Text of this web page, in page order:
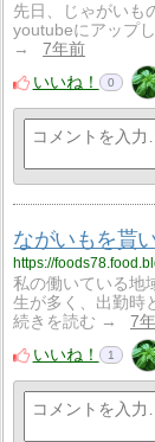
先日、じゃがいも
youtubeにアップ
→
7年前
いいね！
0
ながいもを貰
私の働いている地
生が多く、出勤時
続きを読む →
7
いいね！
1